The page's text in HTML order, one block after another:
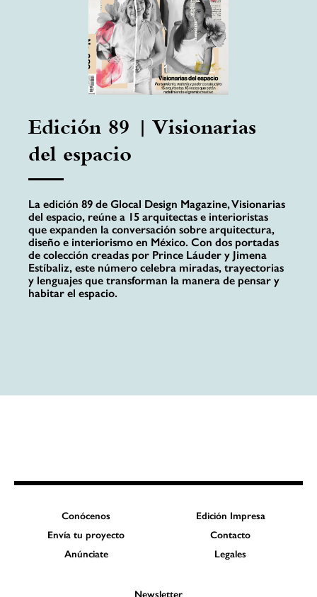
Edición 89 | Visionarias
del espacio
La edición 89 de Glocal Design Magazine, Visionarias
del espacio, reúne a 15 arquitectas e interioristas
que expanden la conversación sobre arquitectura,
diseño e interiorismo en México. Con dos portadas
de colección creadas por Prince Láuder y Jimena
Estíbaliz, este número celebra miradas, trayectorias
y lenguajes que transforman la manera de pensar y
habitar el espacio.
Conócenos
Edición Impresa
Envía tu proyecto
Contacto
Anúnciate
Legales
Newsletter